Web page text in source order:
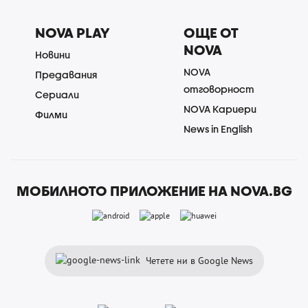
NOVA PLAY
Новини
Предавания
Сериали
Филми
ОЩЕ ОТ
NOVA
NOVA
отговорност
NOVA Кариери
News in English
МОБИЛНОТО ПРИЛОЖЕНИЕ НА NOVA.BG
Четете ни в Google News